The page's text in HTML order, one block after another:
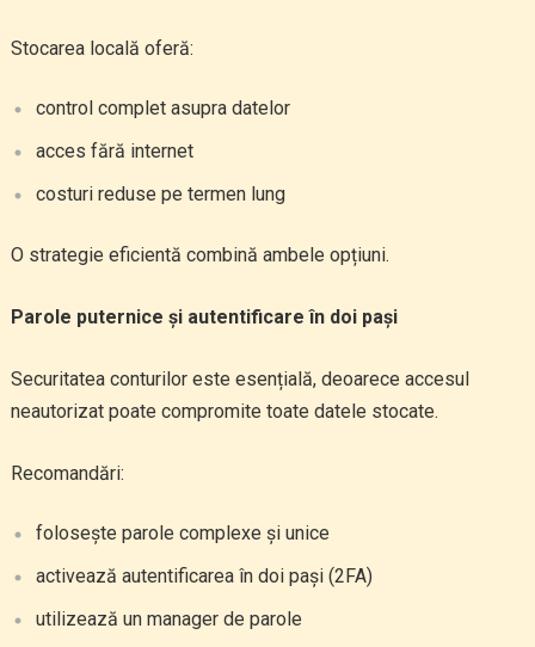
Stocarea locală oferă:
control complet asupra datelor
acces fără internet
costuri reduse pe termen lung
O strategie eficientă combină ambele opțiuni.
Parole puternice și autentificare în doi pași
Securitatea conturilor este esențială, deoarece accesul
neautorizat poate compromite toate datele stocate.
Recomandări:
folosește parole complexe și unice
activează autentificarea în doi pași (2FA)
utilizează un manager de parole